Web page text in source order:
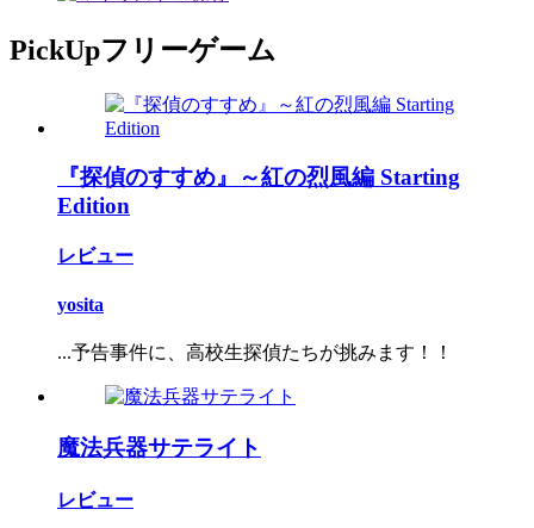
PickUpフリーゲーム
『探偵のすすめ』～紅の烈風編 Starting
Edition
レビュー
yosita
...予告事件に、高校生探偵たちが挑みます！！
魔法兵器サテライト
レビュー